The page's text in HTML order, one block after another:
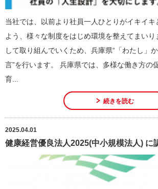
当社では、以前より社員一人ひとりがイキイキ
よう、様々な制度をはじめ環境を整えてまい
して取り組んでいくため、兵庫県“「わたし」
言”を行います。 兵庫県では、多様な働き方の
育...
続きを読む
2025.04.01
健康経営優良法人2025(中小規模法人) に